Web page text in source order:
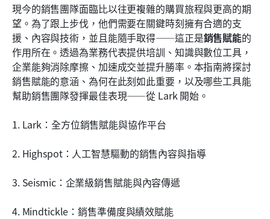
現今的銷售團隊面臨比以往更複雜的購買旅程與更高的期
望。為了跟上步伐，他們需要在關鍵時刻擁有合適的支
援、內容與技術，並且能隨手取得——這正是銷售賦能的
作用所在。透過為業務代表提供培訓、知識與數位工具，
企業能夠消除摩擦、加速成交並提升勝率。本指南將探討
銷售賦能的意涵、為何在此刻如此重要，以及哪些工具能
幫助銷售團隊發揮最佳表現——從 Lark 開始。
1. Lark：全方位銷售賦能與協作平台
2. Highspot：人工智慧驅動的銷售內容與指導
3. Seismic：企業級銷售賦能與內容傳遞
4. Mindtickle：銷售準備度與績效賦能
必試的十大銷售賦能工具
強大的銷售賦能策略的核心要素
Lark 的最佳實務／實施技巧
為何銷售賦能很重要
常見問題
相關閱讀